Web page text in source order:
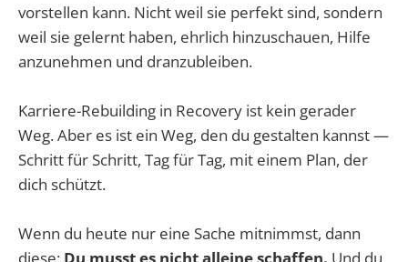
vorstellen kann. Nicht weil sie perfekt sind, sondern
weil sie gelernt haben, ehrlich hinzuschauen, Hilfe
anzunehmen und dranzubleiben.
Karriere-Rebuilding in Recovery ist kein gerader
Weg. Aber es ist ein Weg, den du gestalten kannst —
Schritt für Schritt, Tag für Tag, mit einem Plan, der
dich schützt.
Wenn du heute nur eine Sache mitnimmst, dann